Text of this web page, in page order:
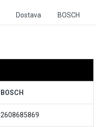
Dostava BOSCH
BOSCH
2608685869